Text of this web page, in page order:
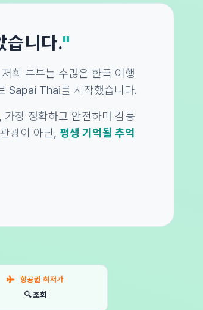
습니다."
희 부부는 수많은 한국 여행
Sapai Thai를 시작했습니다.
가장 정확하고 안전하며 감동
광이 아닌, 평생 기억될 추억
항공권 최저가
🔍 조회